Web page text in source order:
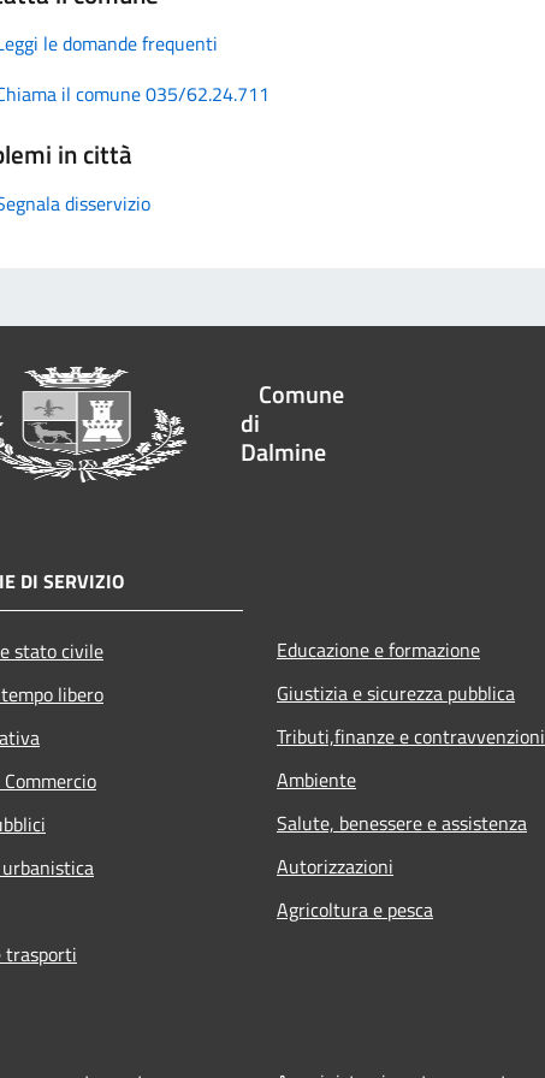
le domande frequenti
il comune 035/62.24.711
in città
disservizio
Comune
di
Dalmine
DI SERVIZIO
stato civile
libero
trasporti
Educazione e formazione
Giustizia e sicurezza pubblica
Tributi,finanze e contravvenzioni
Ambiente
Salute, benessere e assistenza
Autorizzazioni
Agricoltura e pesca